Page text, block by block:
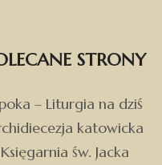
STRONY
– Liturgia na dziś
katowicka
Księgarnia św. Jacka